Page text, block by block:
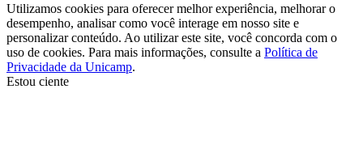
Utilizamos cookies para oferecer melhor experiência, melhorar o
desempenho, analisar como você interage em nosso site e
personalizar conteúdo. Ao utilizar este site, você concorda com o
uso de cookies. Para mais informações, consulte a Política de
Privacidade da Unicamp.
Estou ciente